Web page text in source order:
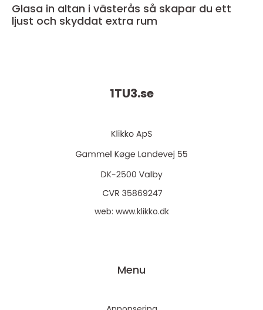
Glasa in altan i västerås så skapar du ett
ljust och skyddat extra rum
1TU3.se
web: www.klikko.dk
Menu